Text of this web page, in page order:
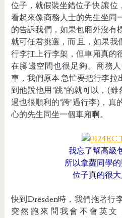
位子，就假裝坐錯位子快 讓位
看起來像商務人士的先生坐同
的告訴我們，如果包廂外沒有
就可任君挑選，而 且，如果
行李扛上行李架，但車廂真的
在腳邊空間也很足夠。商務
車，我們原本 急忙要把行李
到他說他用"跳"的就可以，(
過也很順利的"跨"過行李)，真
心的先生同坐一個車廂啊。
我忘了幫高級
所以拿蘿同學
位子真的很
快到Dresden時，我們拖著行
突然跑來問我會不會英文